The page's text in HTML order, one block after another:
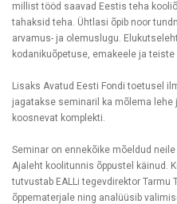
millist tööd saavad Eestis teha
tahaksid teha. Ühtlasi õpib noor
arvamus- ja olemuslugu.
kodanikuõpetuse, emakeele ja
Lisaks Avatud Eesti Fondi toetusel
jagatakse seminaril ka mõlema
koosnevat komplekti.
Seminar on ennekõike mõeldud
Ajaleht koolitunnis õppustel käinud.
tutvustab EALLi tegevdirektor Tarmu
õppematerjale ning analüüsib